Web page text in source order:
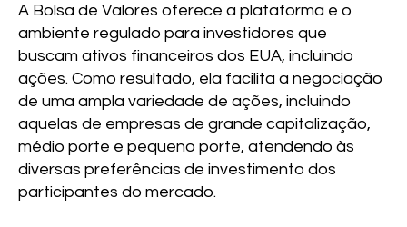
A Bolsa de Valores oferece a plataforma e o
ambiente regulado para investidores que
buscam ativos financeiros dos EUA, incluindo
ações. Como resultado, ela facilita a negociação
de uma ampla variedade de ações, incluindo
aquelas de empresas de grande capitalização,
médio porte e pequeno porte, atendendo às
diversas preferências de investimento dos
participantes do mercado.